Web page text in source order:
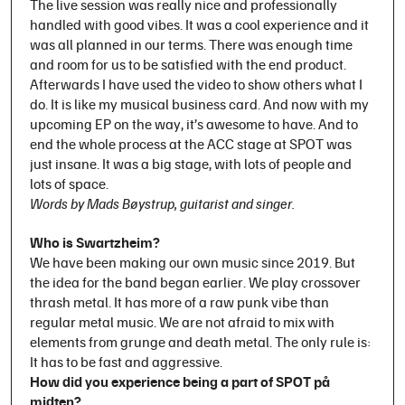
The live session was really nice and professionally
handled with good vibes. It was a cool experience and it
was all planned in our terms. There was enough time
and room for us to be satisfied with the end product.
Afterwards I have used the video to show others what I
do. It is like my musical business card. And now with my
upcoming EP on the way, it’s awesome to have. And to
end the whole process at the ACC stage at SPOT was
just insane. It was a big stage, with lots of people and
lots of space.
Words by Mads Bøystrup, guitarist and singer.
Who is Swartzheim?
We have been making our own music since 2019. But
the idea for the band began earlier. We play crossover
thrash metal. It has more of a raw punk vibe than
regular metal music. We are not afraid to mix with
elements from grunge and death metal. The only rule is:
It has to be fast and aggressive.
How did you experience being a part of SPOT på
midten?